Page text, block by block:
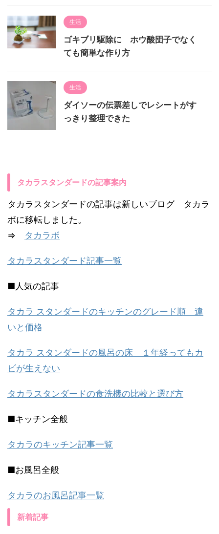
生活
ゴキブリ駆除に ホウ酸団子でなく
ても簡単な作り方
生活
ダイソーの伝票差しでレシートがす
っきり整理できた
タカラスタンダードの記事案内
タカラスタンダードの記事は新しいブログ タカラ
ボに移転しました。
⇒ タカラボ
タカラスタンダード記事一覧
■人気の記事
タカラ スタンダードのキッチンのグレード順 違
いと価格
タカラ スタンダードの風呂の床 １年経ってもカ
ビが生えない
タカラスタンダードの食洗機の比較と選び方
■キッチン全般
タカラのキッチン記事一覧
■お風呂全般
タカラのお風呂記事一覧
新着記事